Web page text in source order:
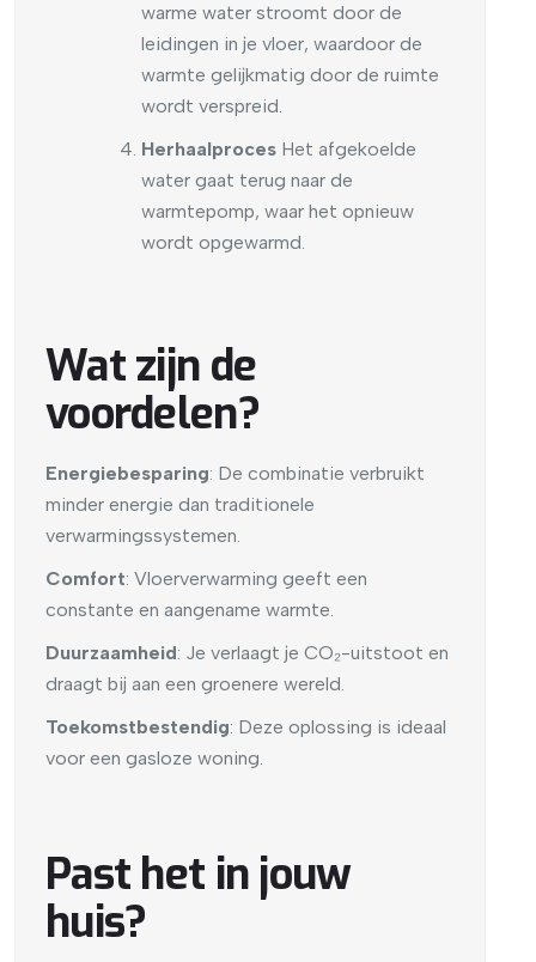
warme water stroomt door de
leidingen in je vloer, waardoor de
warmte gelijkmatig door de ruimte
wordt verspreid.
Herhaalproces Het afgekoelde
water gaat terug naar de
warmtepomp, waar het opnieuw
wordt opgewarmd.
Wat zijn de
voordelen?
Energiebesparing: De combinatie verbruikt
minder energie dan traditionele
verwarmingssystemen.
Comfort: Vloerverwarming geeft een
constante en aangename warmte.
Duurzaamheid: Je verlaagt je CO₂-uitstoot en
draagt bij aan een groenere wereld.
Toekomstbestendig: Deze oplossing is ideaal
voor een gasloze woning.
Past het in jouw
huis?